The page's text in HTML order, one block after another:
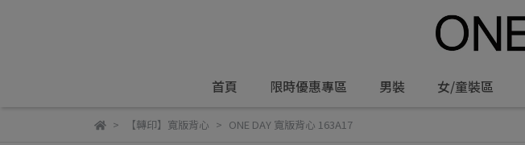
首頁 限時優惠專區 男裝 女/童裝區
【轉印】寬版背心 ONE DAY 寬版背心 163A17